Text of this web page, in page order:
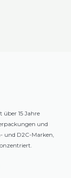
über 15 Jahre
und
und D2C-Marken,